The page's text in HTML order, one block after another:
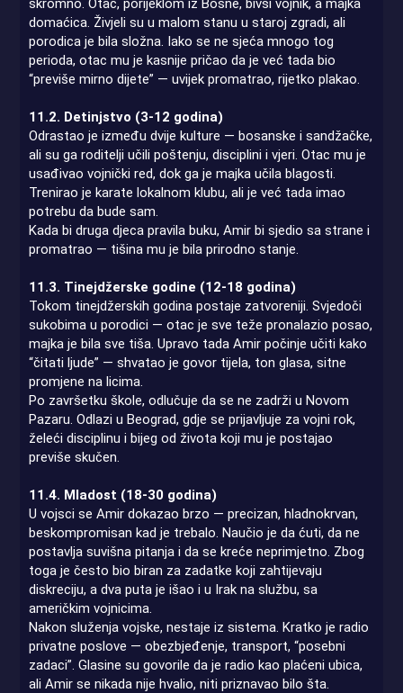
skromno. Otac, porijeklom iz Bosne, bivši vojnik, a majka
domaćica. Živjeli su u malom stanu u staroj zgradi, ali
porodica je bila složna. Iako se ne sjeća mnogo tog
perioda, otac mu je kasnije pričao da je već tada bio
“previše mirno dijete” — uvijek promatrao, rijetko plakao.
11.2. Detinjstvo (3-12 godina)
Odrastao je između dvije kulture — bosanske i sandžačke,
ali su ga roditelji učili poštenju, disciplini i vjeri. Otac mu je
usađivao vojnički red, dok ga je majka učila blagosti.
Trenirao je karate lokalnom klubu, ali je već tada imao
potrebu da bude sam.
Kada bi druga djeca pravila buku, Amir bi sjedio sa strane i
promatrao — tišina mu je bila prirodno stanje.
11.3. Tinejdžerske godine (12-18 godina)
Tokom tinejdžerskih godina postaje zatvoreniji. Svjedoči
sukobima u porodici — otac je sve teže pronalazio posao,
majka je bila sve tiša. Upravo tada Amir počinje učiti kako
“čitati ljude” — shvatao je govor tijela, ton glasa, sitne
promjene na licima.
Po završetku škole, odlučuje da se ne zadrži u Novom
Pazaru. Odlazi u Beograd, gdje se prijavljuje za vojni rok,
želeći disciplinu i bijeg od života koji mu je postajao
previše skučen.
11.4. Mladost (18-30 godina)
U vojsci se Amir dokazao brzo — precizan, hladnokrvan,
beskompromisan kad je trebalo. Naučio je da ćuti, da ne
postavlja suvišna pitanja i da se kreće neprimjetno. Zbog
toga je često bio biran za zadatke koji zahtijevaju
diskreciju, a dva puta je išao i u Irak na službu, sa
američkim vojnicima.
Nakon služenja vojske, nestaje iz sistema. Kratko je radio
privatne poslove — obezbjeđenje, transport, “posebni
zadaci”. Glasine su govorile da je radio kao plaćeni ubica,
ali Amir se nikada nije hvalio, niti priznavao bilo šta.